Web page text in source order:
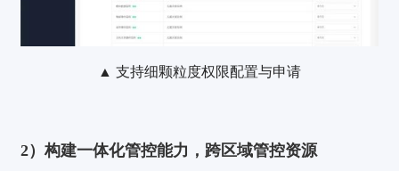
▲ 支持细颗粒度权限配置与申请
2）构建一体化管控能力，跨区域管控资源